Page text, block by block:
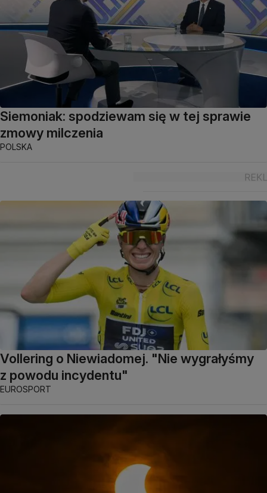
Siemoniak: spodziewam się w tej sprawie
zmowy milczenia
POLSKA
Vollering o Niewiadomej. "Nie wygrałyśmy
z powodu incydentu"
EUROSPORT